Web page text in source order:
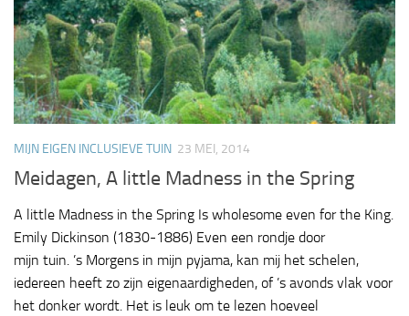
MIJN EIGEN INCLUSIEVE TUIN 23 MEI, 2014
Meidagen, A little Madness in the Spring
A little Madness in the Spring Is wholesome even for the King.
Emily Dickinson (1830-1886) Even een rondje door
mijn tuin. ’s Morgens in mijn pyjama, kan mij het schelen,
iedereen heeft zo zijn eigenaardigheden, of ’s avonds vlak voor
het donker wordt. Het is leuk om te lezen hoeveel